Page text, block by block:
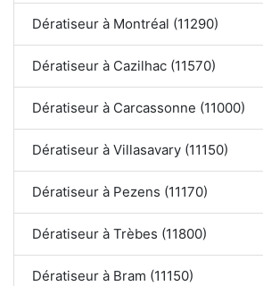
Dératiseur à Montréal (11290)
Dératiseur à Cazilhac (11570)
Dératiseur à Carcassonne (11000)
Dératiseur à Villasavary (11150)
Dératiseur à Pezens (11170)
Dératiseur à Trèbes (11800)
Dératiseur à Bram (11150)